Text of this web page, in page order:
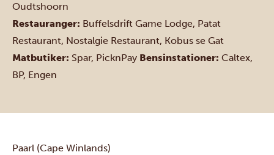
Oudtshoorn
Restauranger: Buffelsdrift Game Lodge, Patat
Restaurant, Nostalgie Restaurant, Kobus se Gat
Matbutiker: Spar, PicknPay Bensinstationer: Caltex,
BP, Engen
Paarl (Cape Winlands)